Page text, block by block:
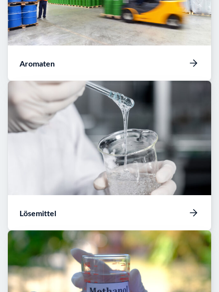
Aromaten
Lösemittel